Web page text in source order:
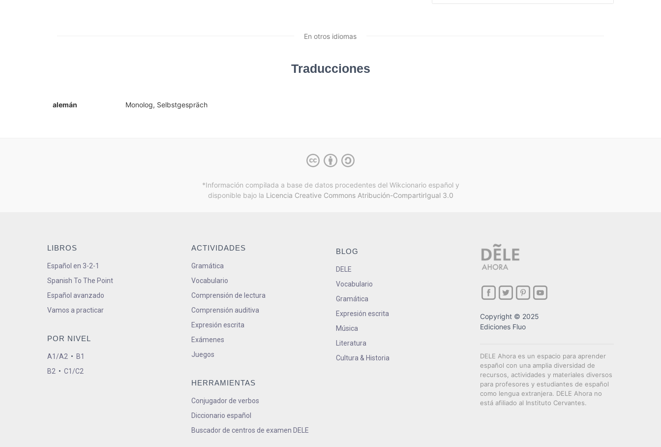
En otros idiomas
Traducciones
alemán Monolog, Selbstgespräch
*Información compilada a base de datos procedentes del Wikcionario español y
disponible bajo la Licencia Creative Commons Atribución-CompartirIgual 3.0
LIBROS
Español en 3-2-1
Spanish To The Point
Español avanzado
Vamos a practicar
POR NIVEL
A1/A2 • B1
B2 • C1/C2
ACTIVIDADES
Gramática
Vocabulario
Comprensión de lectura
Comprensión auditiva
Expresión escrita
Exámenes
Juegos
HERRAMIENTAS
Conjugador de verbos
Diccionario español
Buscador de centros de examen DELE
BLOG
DELE
Vocabulario
Gramática
Expresión escrita
Música
Literatura
Cultura & Historia
Copyright © 2025
Ediciones Fluo
DELE Ahora es un espacio para aprender
español con una amplia diversidad de
recursos, actividades y materiales diversos
para profesores y estudiantes de español
como lengua extranjera. DELE Ahora no
está afiliado al Instituto Cervantes.